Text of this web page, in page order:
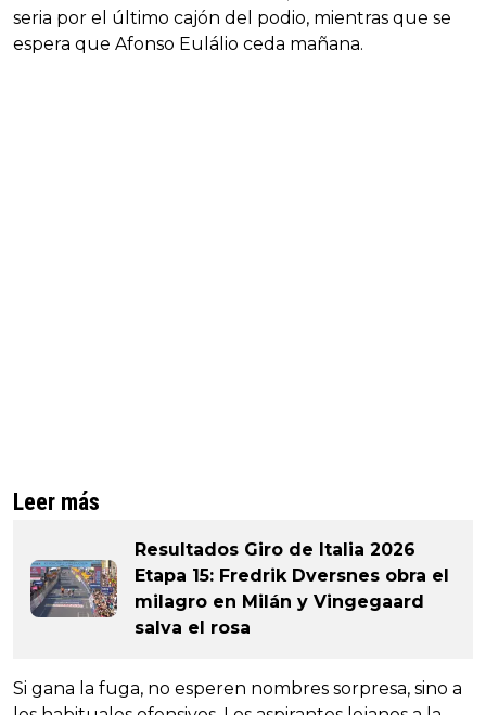
seria por el último cajón del podio, mientras que se
espera que Afonso Eulálio ceda mañana.
Leer más
Resultados Giro de Italia 2026
Etapa 15: Fredrik Dversnes obra el
milagro en Milán y Vingegaard
salva el rosa
Si gana la fuga, no esperen nombres sorpresa, sino a